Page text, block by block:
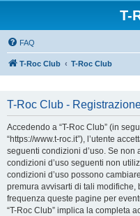
T-
FAQ
T-Roc Club T-Roc Club
T-Roc Club -
Accedendo a “T-Roc Club” (in
“https://www.t-roc.it”), l’utente
seguenti condizioni d’uso. Se
condizioni d’uso seguenti non
condizioni d’uso possono
premura avvisarti di tali
frequenza queste pagine per
“T-Roc Club” implica la completa